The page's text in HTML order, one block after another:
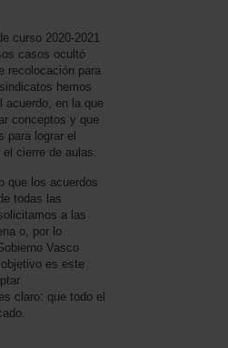
curso 2020-2021
casos ocultó
recolocación para
hemos
acuerdo, en la que
conceptos y que
para lograr el
cierre de aulas.
que los acuerdos
todas las
a las
o, por lo
Vasco
es este
claro: que todo el